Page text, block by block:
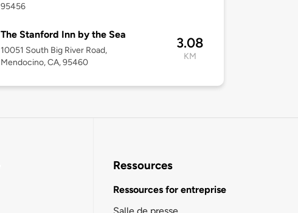
95456
The Stanford Inn by the Sea
10051 South Big River Road,
Mendocino, CA, 95460
3.08
KM
Ressources
Ressources for entreprise